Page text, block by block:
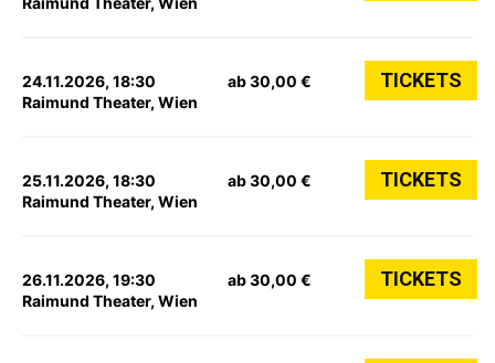
24.11.2026, 18:30
Raimund Theater, Wien
ab 30,00 € TICKETS
25.11.2026, 18:30
Raimund Theater, Wien
ab 30,00 € TICKETS
26.11.2026, 19:30
Raimund Theater, Wien
ab 30,00 € TICKETS